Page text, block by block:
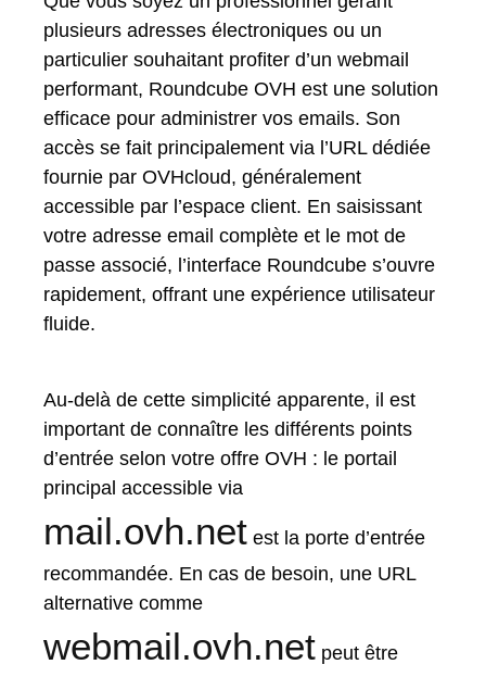
plusieurs adresses électroniques ou un
particulier souhaitant profiter d’un webmail
performant, Roundcube OVH est une solution
efficace pour administrer vos emails. Son
accès se fait principalement via l’URL dédiée
fournie par OVHcloud, généralement
accessible par l’espace client. En saisissant
votre adresse email complète et le mot de
passe associé, l’interface Roundcube s’ouvre
rapidement, offrant une expérience utilisateur
fluide.
Au-delà de cette simplicité apparente, il est
important de connaître les différents points
d’entrée selon votre offre OVH : le portail
principal accessible via
mail.ovh.net est la porte d’entrée
recommandée. En cas de besoin, une URL
alternative comme
webmail.ovh.net peut être